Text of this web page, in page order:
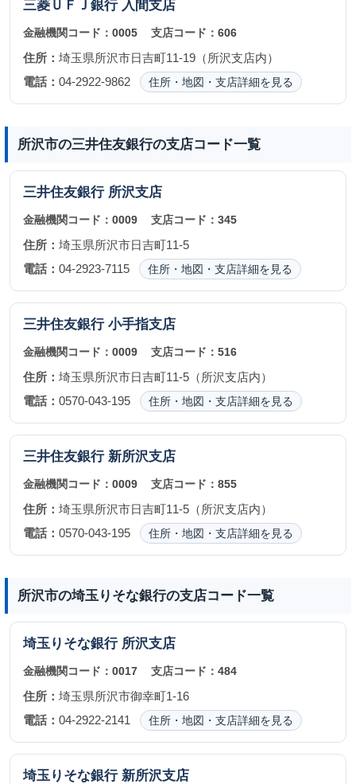
三菱ＵＦＪ銀行 入間支店
金融機関コード： 0005 支店コード：606
住所： 埼玉県所沢市日吉町11-19（所沢支店内）
電話： 04-2922-9862 住所・地図・支店詳細を見る
所沢市の三井住友銀行の支店コード一覧
三井住友銀行 所沢支店
金融機関コード： 0009 支店コード：345
住所： 埼玉県所沢市日吉町11-5
電話： 04-2923-7115 住所・地図・支店詳細を見る
三井住友銀行 小手指支店
金融機関コード： 0009 支店コード：516
住所： 埼玉県所沢市日吉町11-5（所沢支店内）
電話： 0570-043-195 住所・地図・支店詳細を見る
三井住友銀行 新所沢支店
金融機関コード： 0009 支店コード：855
住所： 埼玉県所沢市日吉町11-5（所沢支店内）
電話： 0570-043-195 住所・地図・支店詳細を見る
所沢市の埼玉りそな銀行の支店コード一覧
埼玉りそな銀行 所沢支店
金融機関コード： 0017 支店コード：484
住所： 埼玉県所沢市御幸町1-16
電話： 04-2922-2141 住所・地図・支店詳細を見る
埼玉りそな銀行 新所沢支店